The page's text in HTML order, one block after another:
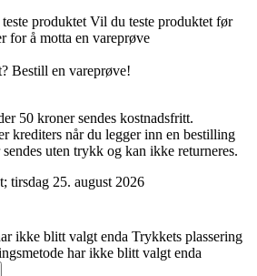
produktet Vil du teste produktet før
for å motta en vareprøve
Bestill en vareprøve!
50 kroner sendes kostnadsfritt.
krediters når du legger inn en bestilling
uten trykk og kan ikke returneres.
tirsdag 25. august 2026
ikke blitt valgt enda Trykkets plassering
har ikke blitt valgt enda